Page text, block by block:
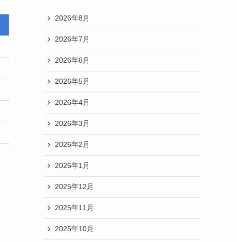
2026年8月
2026年7月
2026年6月
2026年5月
2026年4月
2026年3月
2026年2月
2026年1月
2025年12月
2025年11月
2025年10月